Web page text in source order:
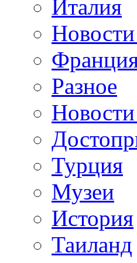
Италия
Новости
Разное
Турция
Музеи
История
Таиланд